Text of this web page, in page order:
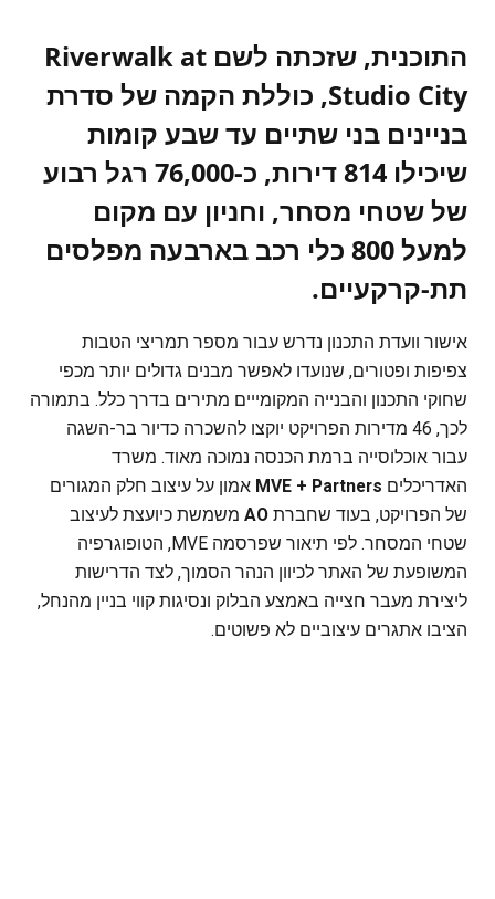
התוכנית, שזכתה לשם Riverwalk at
Studio City, כוללת הקמה של סדרת
בניינים בני שתיים עד שבע קומות
שיכילו 814 דירות, כ-76,000 רגל רבוע
של שטחי מסחר, וחניון עם מקום
למעל 800 כלי רכב בארבעה מפלסים
תת-קרקעיים.
אישור וועדת התכנון נדרש עבור מספר תמריצי הטבות
צפיפות ופטורים, שנועדו לאפשר מבנים גדולים יותר מכפי
שחוקי התכנון והבנייה המקומייים מתירים בדרך כלל. בתמורה
לכך, 46 מדירות הפרויקט יוקצו להשכרה כדיור בר-השגה
עבור אוכלוסייה ברמת הכנסה נמוכה מאוד. משרד
האדריכלים MVE + Partners אמון על עיצוב חלק המגורים
של הפרויקט, בעוד שחברת AO משמשת כיועצת לעיצוב
שטחי המסחר. לפי תיאור שפרסמה MVE, הטופוגרפיה
המשופעת של האתר לכיוון הנהר הסמוך, לצד הדרישות
ליצירת מעבר חצייה באמצע הבלוק ונסיגות קווי בניין מהנחל,
הציבו אתגרים עיצוביים לא פשוטים.